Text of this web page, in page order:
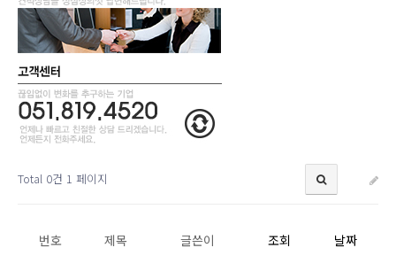
Total 0건 1 페이지
번호 제목 글쓴이 조회 날짜